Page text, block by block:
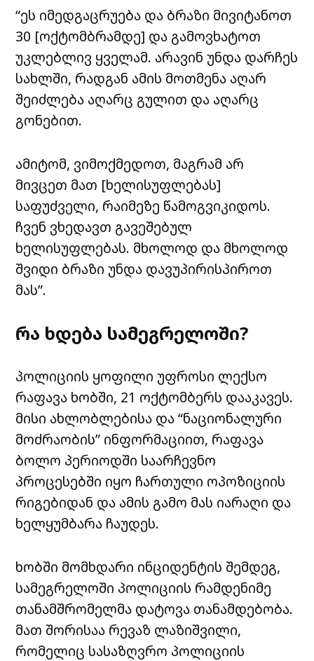
“ეს იმედგაცრუება და ბრაზი მივიტანოთ
30 [ოქტომბრამდე] და გამოვხატოთ
უკლებლივ ყველამ. არავინ უნდა დარჩეს
სახლში, რადგან ამის მოთმენა აღარ
შეიძლება აღარც გულით და აღარც
გონებით.
ამიტომ, ვიმოქმედოთ, მაგრამ არ
მივცეთ მათ [ხელისუფლებას]
საფუძველი, რაიმეზე წამოგვიკიდოს.
ჩვენ ვხედავთ გავეშებულ
ხელისუფლებას. მხოლოდ და მხოლოდ
შვიდი ბრაზი უნდა დავუპირისპიროთ
მას”.
რა ხდება სამეგრელოში?
პოლიციის ყოფილი უფროსი ლექსო
რაფავა ხობში, 21 ოქტომბერს დააკავეს.
მისი ახლობლებისა და “ნაციონალური
მოძრაობის” ინფორმაციით, რაფავა
ბოლო პერიოდში საარჩევნო
პროცესებში იყო ჩართული ოპოზიციის
რიგებიდან და ამის გამო მას იარაღი და
ხელყუმბარა ჩაუდეს.
ხობში მომხდარი ინციდენტის შემდეგ,
სამეგრელოში პოლიციის რამდენიმე
თანამშრომელმა დატოვა თანამდებობა.
მათ შორისაა რევაზ ლაზიშვილი,
რომელიც სასაზღვრო პოლიციის